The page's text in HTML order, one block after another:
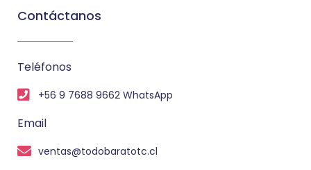
Contáctanos
Teléfonos
+56 9 7688 9662 WhatsApp
Email
ventas@todobaratotc.cl